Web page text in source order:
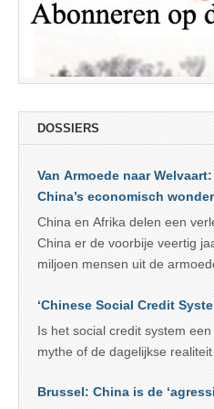
DOSSIERS
Van Armoede naar
China’s economisch wonder
China en Afrika delen een
China er de voorbije veertig
miljoen mensen uit de
‘Chinese Social Credit
Is het social credit system
mythe of de dagelijkse
Brussel: China is de